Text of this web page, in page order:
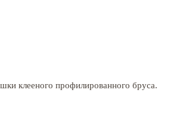
клееного профилированного бруса.